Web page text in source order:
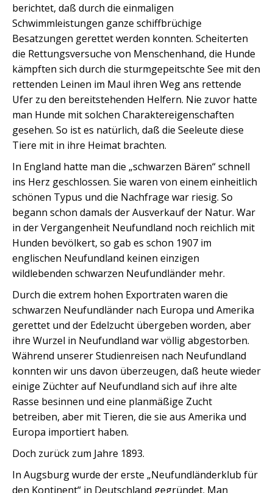
berichtet, daß durch die einmaligen
Schwimmleistungen ganze schiffbrüchige
Besatzungen gerettet werden konnten. Scheiterten
die Rettungsversuche von Menschenhand, die Hunde
kämpften sich durch die sturmgepeitschte See mit den
rettenden Leinen im Maul ihren Weg ans rettende
Ufer zu den bereitstehenden Helfern. Nie zuvor hatte
man Hunde mit solchen Charaktereigenschaften
gesehen. So ist es natürlich, daß die Seeleute diese
Tiere mit in ihre Heimat brachten.
In England hatte man die „schwarzen Bären“ schnell
ins Herz geschlossen. Sie waren von einem einheitlich
schönen Typus und die Nachfrage war riesig. So
begann schon damals der Ausverkauf der Natur. War
in der Vergangenheit Neufundland noch reichlich mit
Hunden bevölkert, so gab es schon 1907 im
englischen Neufundland keinen einzigen
wildlebenden schwarzen Neufundländer mehr.
Durch die extrem hohen Exportraten waren die
schwarzen Neufundländer nach Europa und Amerika
gerettet und der Edelzucht übergeben worden, aber
ihre Wurzel in Neufundland war völlig abgestorben.
Während unserer Studienreisen nach Neufundland
konnten wir uns davon überzeugen, daß heute wieder
einige Züchter auf Neufundland sich auf ihre alte
Rasse besinnen und eine planmäßige Zucht
betreiben, aber mit Tieren, die sie aus Amerika und
Europa importiert haben.
Doch zurück zum Jahre 1893.
In Augsburg wurde der erste „Neufundländerklub für
den Kontinent“ in Deutschland gegründet. Man